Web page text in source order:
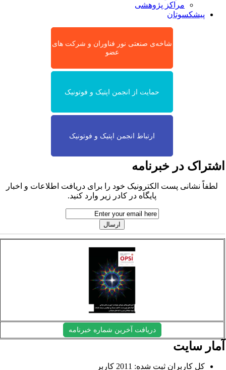
مراکز پژوهشی
پیشکسوتان
شاخه‌ی صنعتی نور فناوران و شرکت های
عضو
حمایت از انجمن اپتیک و فوتونیک
ارتباط انجمن اپتیک و فوتونیک
در خبرنامه
لطفاً نشانی پست الکترونیک خود را برای دریافت اطلاعات و اخبار
پایگاه در کادر زیر وارد کنید.
دریافت آخرین شماره خبرنامه
سایت
کل کاربران ثبت شده: 2011 کاربر